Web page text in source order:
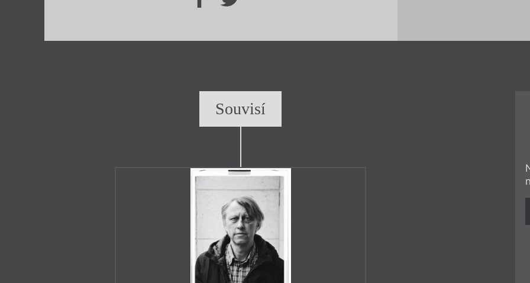
Souvisí